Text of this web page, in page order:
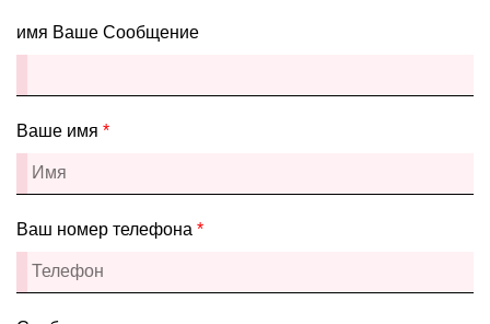
имя Ваше Сообщение
Ваше имя *
Ваш номер телефона *